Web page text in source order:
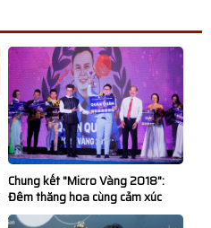
Chung kết "Micro Vàng 2018":
Đêm thăng hoa cùng cảm xúc